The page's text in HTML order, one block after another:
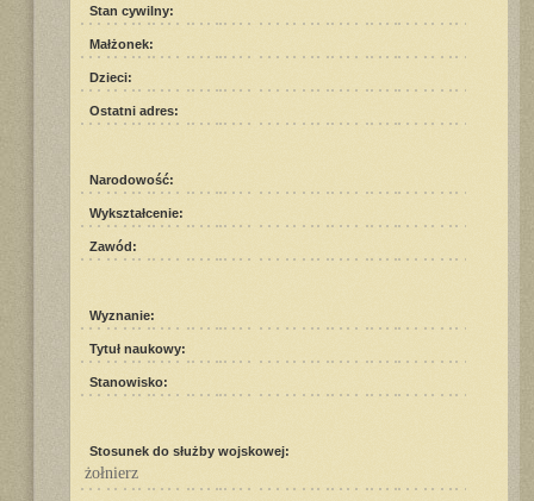
Stan cywilny:
Małżonek:
Dzieci:
Ostatni adres:
Narodowość:
Wykształcenie:
Zawód:
Wyznanie:
Tytuł naukowy:
Stanowisko:
Stosunek do służby wojskowej:
żołnierz